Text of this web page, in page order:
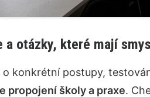
otázky, které mají smysl
o konkrétní postupy,
propojení školy a praxe.